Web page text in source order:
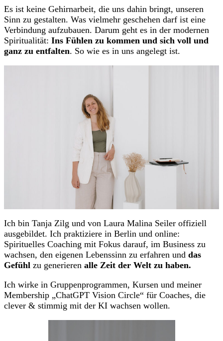
Es ist keine Gehirnarbeit, die uns dahin bringt, unseren
Sinn zu gestalten. Was vielmehr geschehen darf ist eine
Verbindung aufzubauen. Darum geht es in der modernen
Spiritualität: Ins Fühlen zu kommen und sich voll und
ganz zu entfalten. So wie es in uns angelegt ist.
Ich bin Tanja Zilg und von Laura Malina Seiler offiziell
ausgebildet. Ich praktiziere in Berlin und online:
Spirituelles Coaching mit Fokus darauf, im Business zu
wachsen, den eigenen Lebenssinn zu erfahren und das
Gefühl zu generieren alle Zeit der Welt zu haben.
Ich wirke in Gruppenprogrammen, Kursen und meiner
Membership „ChatGPT Vision Circle“ für Coaches, die
clever & stimmig mit der KI wachsen wollen.